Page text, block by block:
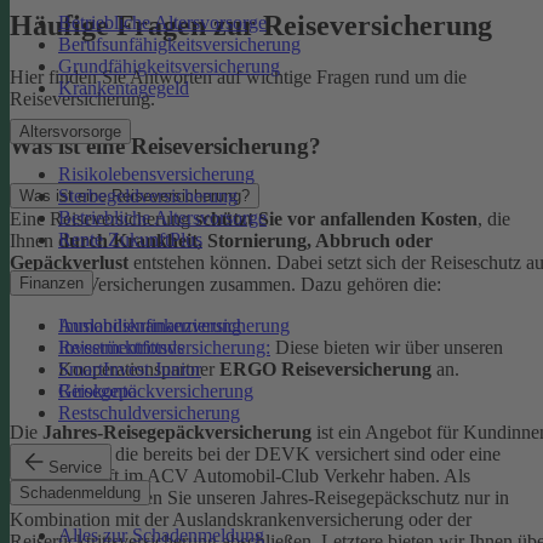
Betriebliche Altersvorsorge
Berufsunfähigkeitsversicherung
Grundfähigkeitsversicherung
Krankentagegeld
Altersvorsorge
Risikolebensversicherung
Sterbegeldversicherung
Betriebliche Altersvorsorge
Rente ZukunftPlus
Finanzen
Immobilienfinanzierung
Investmentfonds
SmartInvest Junior
Girokonto
Restschuldversicherung
Service
Schadenmeldung
Alles zur Schadenmeldung
Häufige Fragen zur Reiseversicherung
Hier finden Sie Antworten auf wichtige Fragen rund um die
Reiseversicherung.
Was ist eine Reiseversicherung?
Was ist eine Reiseversicherung?
Eine Reiseversicherungschützt Sie vor anfallenden Kosten, die
Ihnen durch Krankheit, Stornierung, Abbruch oder
Gepäckverlust entstehen können. Dabei setzt sich der Reiseschutz
mehreren Versicherungen zusammen. Dazu gehören die:
Auslandskrankenversicherung
Reiserücktrittsversicherung: Diese bieten wir über unseren
Kooperationspartner ERGO Reiseversicherung an.
Reisegepäckversicherung
Die Jahres-Reisegepäckversicherung ist ein Angebot für
und Kunden, die bereits bei der DEVK versichert sind oder eine
Mitgliedschaft im ACV Automobil-Club Verkehr haben. Als
Neukund:in können Sie unseren Jahres-Reisegepäckschutz nur in
Kombination mit der Auslandskrankenversicherung oder der